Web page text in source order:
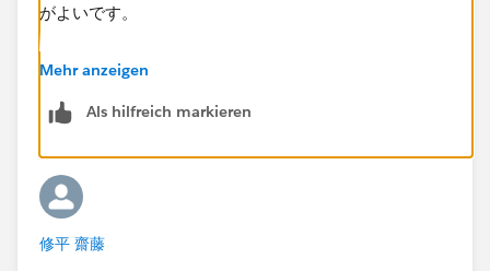
がよいです。
ローカルファイルを使用せずにクラウドDBに入れて接
を使用しておらず、DBのデータを更新できるという条
Mehr anzeigen
Als hilfreich markieren
修平 齋藤